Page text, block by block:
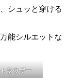
シュッと穿ける
能シルエットな
ラウザー